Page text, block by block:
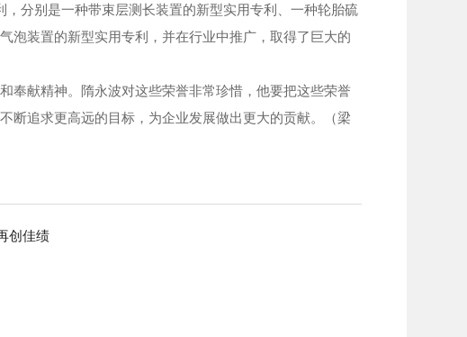
分别是一种带束层测长装置的新型实用专利、一种轮胎硫
泡装置的新型实用专利，并在行业中推广，取得了巨大的
献精神。隋永波对这些荣誉非常珍惜，他要把这些荣誉
断追求更高远的目标，为企业发展做出更大的贡献。（梁
创佳绩